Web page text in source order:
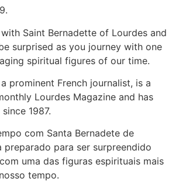
Saint Bernadette of Lourdes and
surprised as you journey with one
spiritual figures of our time.
prominent French journalist, is a
Lourdes Magazine and has
1987.
com Santa Bernadete de
preparado para ser surpreendido
uma das figuras espirituais mais
tempo.